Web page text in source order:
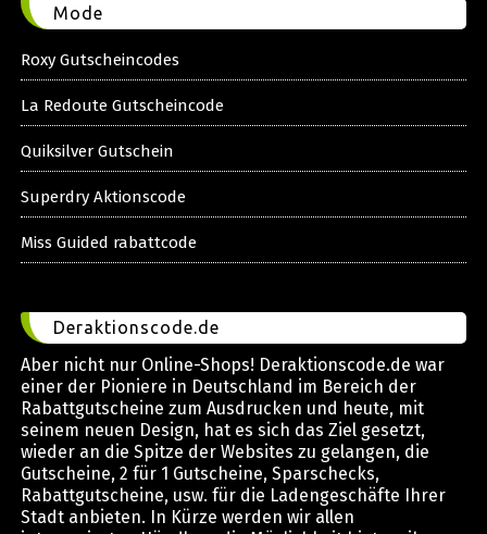
Mode
Roxy Gutscheincodes
La Redoute Gutscheincode
Quiksilver Gutschein
Superdry Aktionscode
Miss Guided rabattcode
Deraktionscode.de
Aber nicht nur Online-Shops! Deraktionscode.de war
einer der Pioniere in Deutschland im Bereich der
Rabattgutscheine zum Ausdrucken und heute, mit
seinem neuen Design, hat es sich das Ziel gesetzt,
wieder an die Spitze der Websites zu gelangen, die
Gutscheine, 2 für 1 Gutscheine, Sparschecks,
Rabattgutscheine, usw. für die Ladengeschäfte Ihrer
Stadt anbieten. In Kürze werden wir allen